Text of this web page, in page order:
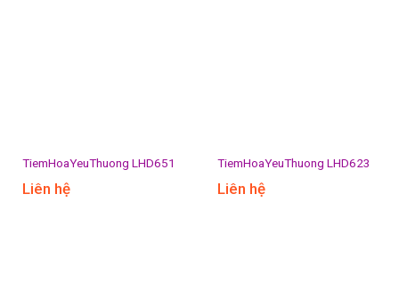
TiemHoaYeuThuong LHD651
Liên hệ
TiemHoaYeuThuong LHD623
Liên hệ